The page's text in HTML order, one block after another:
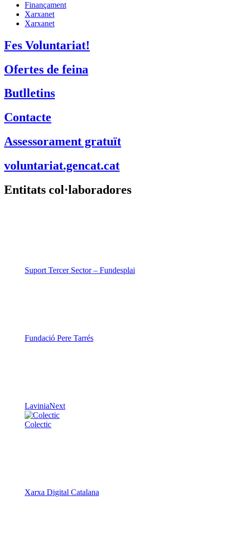
Finançament
Xarxanet
Xarxanet
Fes Voluntariat!
Ofertes de feina
Butlletins
Contacte
Assessorament gratuït
voluntariat.gencat.cat
Entitats col·laboradores
Suport Tercer Sector – Fundesplai
Fundació Pere Tarrés
LaviniaNext
Colectic
Xarxa Digital Catalana